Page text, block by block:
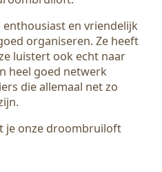
en vriendelijk
organiseren. Ze heeft
luistert ook echt naar
heel goed netwerk
die allemaal net zo
je onze droombruiloft